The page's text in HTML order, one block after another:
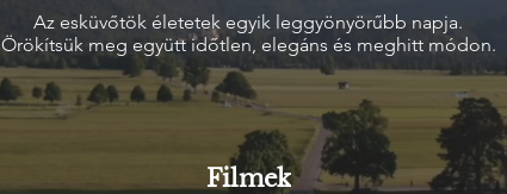
Az esküvőtök életetek egyik leggyönyörűbb napja.
Örökítsük meg együtt időtlen, elegáns és meghitt módon.
Filmek